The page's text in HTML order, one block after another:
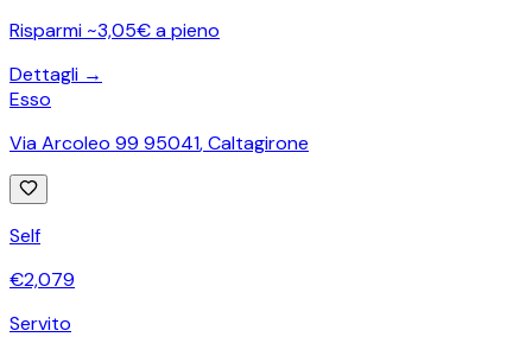
Risparmi ~3,05€ a pieno
Dettagli →
Esso
Via Arcoleo 99 95041,Caltagirone
Self
€2,079
Servito